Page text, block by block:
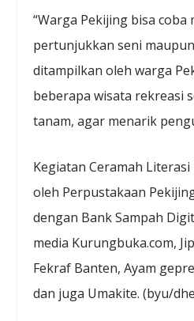
“Warga Pekijing bisa coba
pertunjukkan seni
ditampilkan oleh warga
beberapa wisata rekreasi
tanam, agar menarik
Kegiatan Ceramah
oleh Perpustakaan
dengan Bank Sampah
media Kurungbuka.com,
Fekraf Banten, Ayam
dan juga Umakite. (byu/